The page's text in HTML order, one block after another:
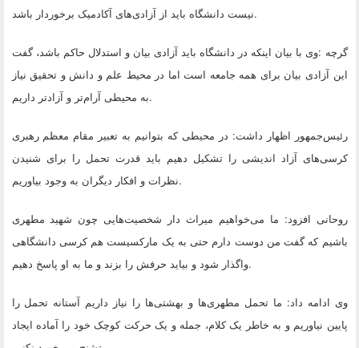
نیست دانشگاه باید از آزادی‌های آکادمیک برخوردار باشد.
وی با بیان اینکه در دانشگاه باید آزادی بیان و استدلال حاکم باشد، گفت: گرچه
این آزادی بیان برای همه جامعه است اما در محیط علم و دانش و تحقیق نیاز
به محیطی آرام‌تر و آزادتر داریم.
رئیس‌جمهور اظهار داشت: در محیطی که بتوانیم به تعبیر مقام معظم رهبری
کرسی‌های آزاد اندیشی را تشکیل دهیم باید قدرت تحمل را برای شنیدن
نظرات و افکار دیگران به وجود بیاوریم.
روحانی افزود: ما می‌خواهیم میراث دار شخصیت‌هایی چون شهید مطهری
باشیم که گفت من دوست دارم حتی به یک مارکسیست هم کرسی دانشگاهی
واگذار شود و بیاید حرفش را بزند و ما به او پاسخ دهیم.
وی ادامه داد: ما تحمل مطهری‌ها و بهشتی‌ها را نیاز داریم آستانه تحمل را
پایین نیاوریم و به خاطر یک کلام، جمله و یک حرکت کوچک خود را آماده ایجاد